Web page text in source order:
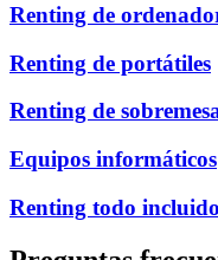
Renting de
Renting de portátiles
Renting de
Equipos informáticos
Renting todo incluido